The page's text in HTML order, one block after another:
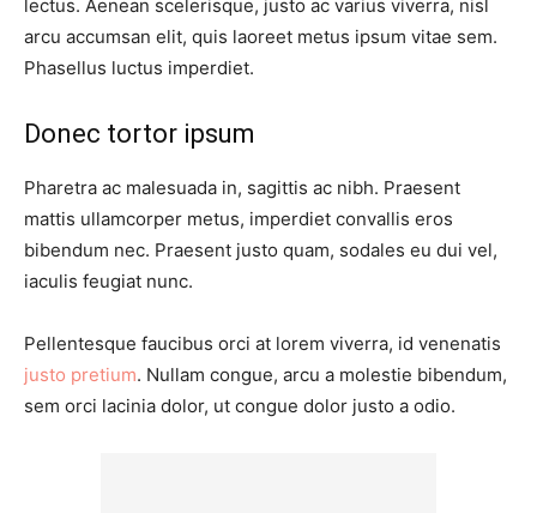
lectus. Aenean scelerisque, justo ac varius viverra, nisl
arcu accumsan elit, quis laoreet metus ipsum vitae sem.
Phasellus luctus imperdiet.
Donec tortor ipsum
Pharetra ac malesuada in, sagittis ac nibh. Praesent
mattis ullamcorper metus, imperdiet convallis eros
bibendum nec. Praesent justo quam, sodales eu dui vel,
iaculis feugiat nunc.
Pellentesque faucibus orci at lorem viverra, id venenatis
justo pretium. Nullam congue, arcu a molestie bibendum,
sem orci lacinia dolor, ut congue dolor justo a odio.